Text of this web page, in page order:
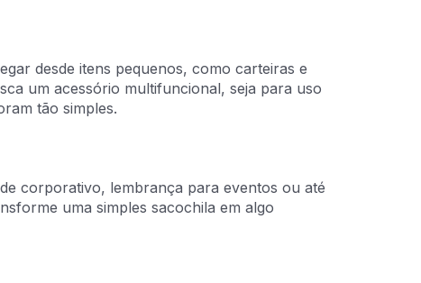
desde itens pequenos, como carteiras e
um acessório multifuncional, seja para uso
tão simples.
corporativo, lembrança para eventos ou até
uma simples sacochila em algo